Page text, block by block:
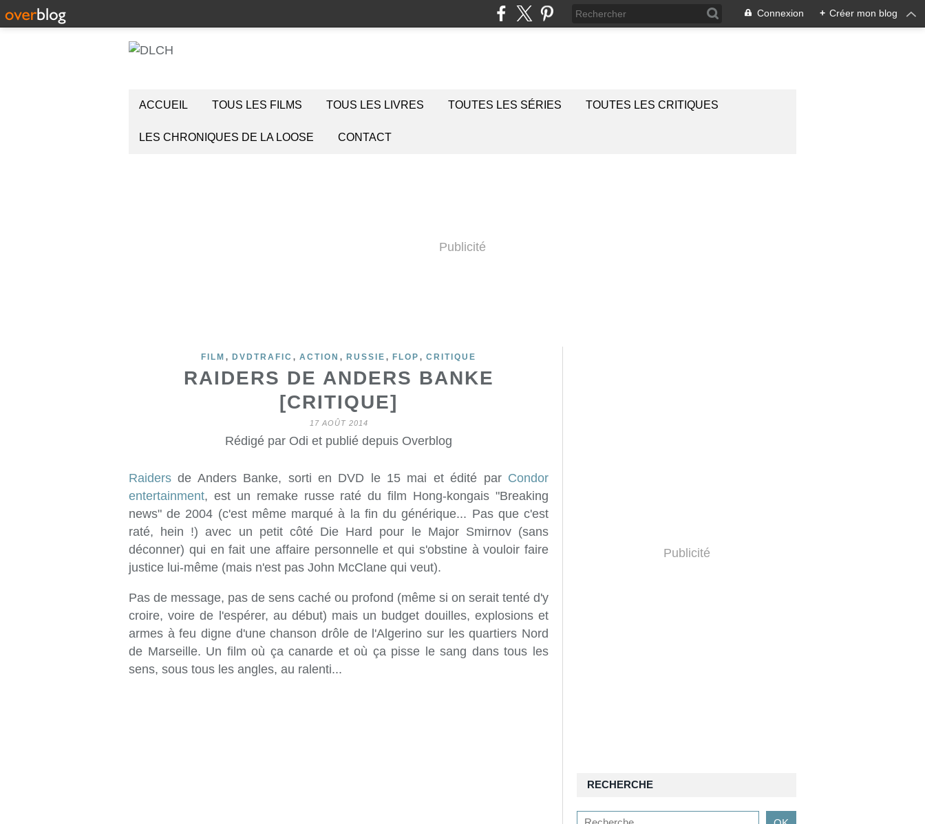
Connexion + Créer mon blog
ACCUEIL TOUS LES FILMS TOUS LES LIVRES TOUTES LES SÉRIES TOUTES LES CRITIQUES
LES CHRONIQUES DE LA LOOSE CONTACT
Publicité
FILM , DVDTRAFIC , ACTION , RUSSIE , FLOP , CRITIQUE
RAIDERS DE ANDERS BANKE
[CRITIQUE]
17 AOÛT 2014
Rédigé par Odi et publié depuis Overblog
Raiders de Anders Banke, sorti en DVD le 15 mai et édité par Condor
entertainment, est un remake russe raté du film Hong-kongais "Breaking
news" de 2004 (c'est même marqué à la fin du générique... Pas que c'est
raté, hein !) avec un petit côté Die Hard pour le Major Smirnov (sans
déconner) qui en fait une affaire personnelle et qui s'obstine à vouloir faire
justice lui-même (mais n'est pas John McClane qui veut).
Pas de message, pas de sens caché ou profond (même si on serait tenté d'y
croire, voire de l'espérer, au début) mais un budget douilles, explosions et
armes à feu digne d'une chanson drôle de l'Algerino sur les quartiers Nord
de Marseille. Un film où ça canarde et où ça pisse le sang dans tous les
sens, sous tous les angles, au ralenti...
Publicité
RECHERCHE